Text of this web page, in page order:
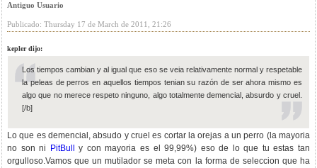
Antiguo Usuario
Publicado: Thursday 17 de March de 2011, 21:26
kepler dijo:
Los tiempos cambian y al igual que eso se veia relativamente normal y respetable
la peleas de perros en aquellos tiempos tenian su razón de ser ahora mismo es
algo que no merece respeto ninguno, algo totalmente demencial, absurdo y cruel.
[/b]
Lo que es demencial, absudo y cruel es cortar la orejas a un perro (la mayoria
no son ni
PitBull
y con mayoria es el 99,99%) eso de lo que tu estas tan
orgulloso.Vamos que un mutilador se meta con la forma de seleccion que ha